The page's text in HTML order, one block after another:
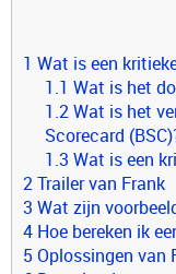
1 Wat is een
1.1 Wat is het
1.2 Wat is het
Scorecard
1.3 Wat is een
2 Trailer van Frank
3 Wat zijn
4 Hoe bereken ik
5 Oplossingen van